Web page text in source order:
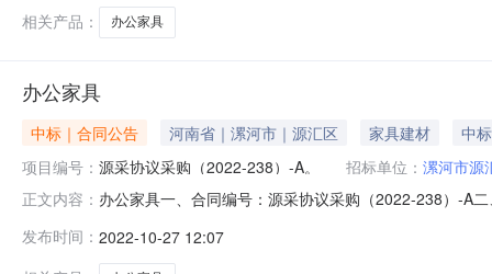
相关产品：
办公家具
办公家具
中标｜合同公告 河南省｜漯河市｜源汇区 家具建材
中
项目编号： 源采协议采购（2022-238）-A。 招标单位： 漯河市源
正文内容： 办公家具一、合同编号：源采协议采购（2022-238）-A
联系人：徐焕杰联系方式：13663956799六、合同主要
发布时间： 2022-10-27 12:07